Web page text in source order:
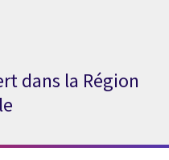
dans la Région